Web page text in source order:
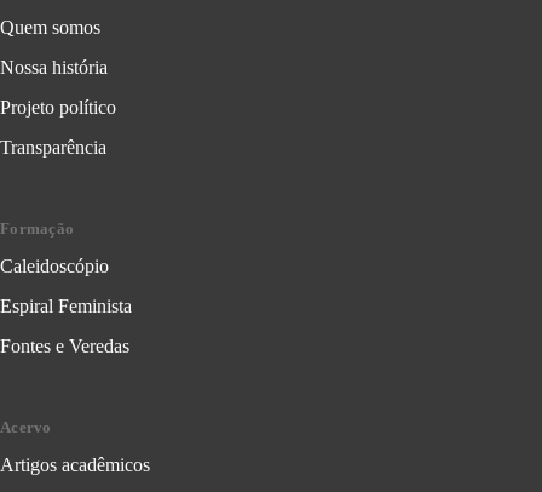
Quem somos
Nossa história
Projeto político
Transparência
Formação
Caleidoscópio
Espiral Feminista
Fontes e Veredas
Acervo
Artigos acadêmicos